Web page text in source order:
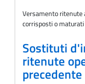
Versamento ritenute
corrisposti o
Sostituti
ritenute
precedente